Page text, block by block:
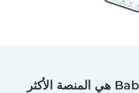
منصة Babysits هي المنصة الأكثر